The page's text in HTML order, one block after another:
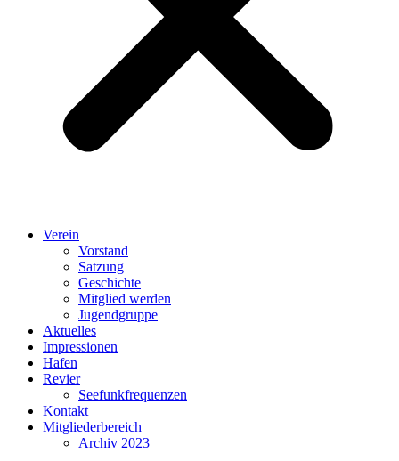
Verein
Vorstand
Satzung
Geschichte
Mitglied werden
Jugendgruppe
Aktuelles
Impressionen
Hafen
Revier
Seefunkfrequenzen
Kontakt
Mitgliederbereich
Archiv 2023